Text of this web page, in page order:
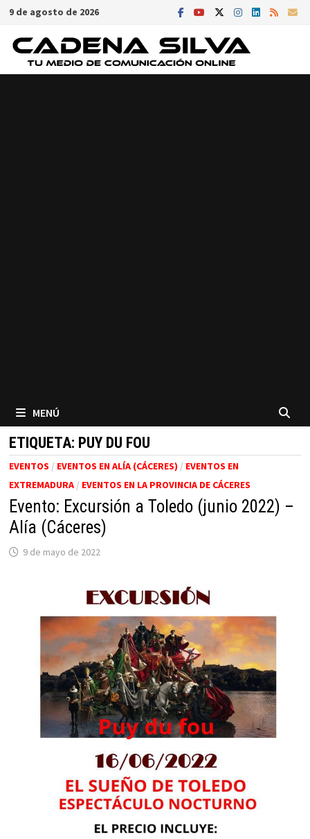
Saltar
contenido
9 de agosto de 2026
MENÚ
ETIQUETA: PUY DU FOU
EVENTOS / EVENTOS EN ALÍA (CÁCERES) / EVENTOS EN
EXTREMADURA/ EVENTOS EN LA PROVINCIA DE CÁCERES
Evento: Excursión a Toledo (junio 2022) –
Alía (Cáceres)
9 de mayo de 2022